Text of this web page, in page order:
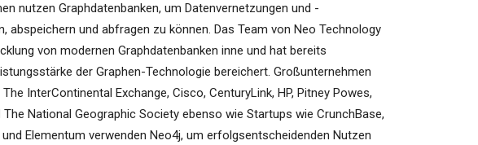
nutzen Graphdatenbanken, um Datenvernetzungen und -
abspeichern und abfragen zu können. Das Team von Neo Technology
von modernen Graphdatenbanken inne und hat bereits
der Graphen-Technologie bereichert. Großunternehmen
InterContinental Exchange, Cisco, CenturyLink, HP, Pitney Powes,
National Geographic Society ebenso wie Startups wie CrunchBase,
Elementum verwenden Neo4j, um erfolgsentscheidenden Nutzen